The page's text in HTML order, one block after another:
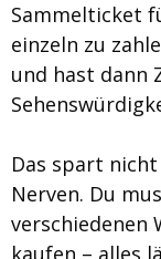
Sammelticket
einzeln zu
und hast dann
Das spart
Nerven. Du
verschiedenen
kaufen – alles